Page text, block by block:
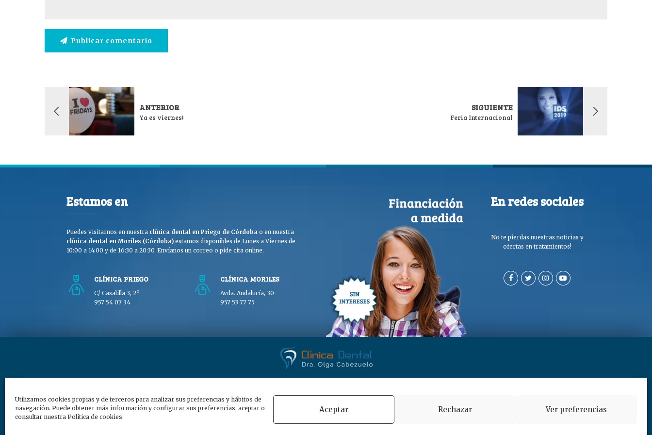
Utilizamos cookies propias y de terceros para analizar sus preferencias y hábitos de
navegación. Puede obtener más información y configurar sus preferencias, aceptar o
consultar nuestra Política de cookies.
Aceptar Rechazar Ver preferencias
Publicar comentario
ANTERIOR
Ya es viernes!
SIGUIENTE
Feria Internacional
Estamos en
Puedes visitarnos en nuestra clínica dental en Priego de Córdoba o en nuestra
clínica dental en Moriles (Córdoba) estamos disponibles de Lunes a Viernes de
10:00 a 14:00 y de 16:30 a 20:30. Envíanos un correo o pide cita online.
CLÍNICA PRIEGO
C/ Casalilla 3, 2º
957 54 07 34
CLÍNICA MORILES
Avda. Andalucía, 30
957 53 77 75
En redes sociales
No te pierdas nuestras noticias y
ofertas en tratamientos!
Copyright © Clínica Dra. Olga Cabezuelo 2026. Todos los derechos reservados. |Aviso legal